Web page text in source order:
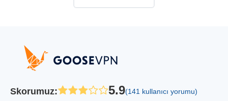
Skorumuz: 5.9(141 kullanıcı yorumu)